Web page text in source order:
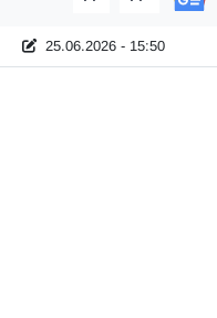
25.06.2026 - 15:50